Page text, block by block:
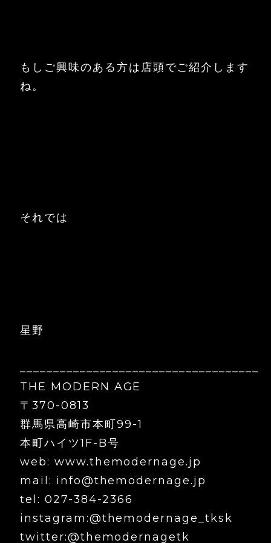
もしご興味のある方は店頭でご紹介します
ね。
それでは
星野
THE MODERN AGE
〒370-0813
群馬県高崎市本町99-1
本町ハイツ1F-B号
web: www.themodernage.jp
mail: info@themodernage.jp
tel: 027-384-2366
instagram:@themodernage_tksk
twitter:@themodernagetk